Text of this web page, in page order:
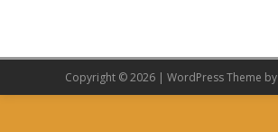
Copyright © 2026 | WordPress Theme by